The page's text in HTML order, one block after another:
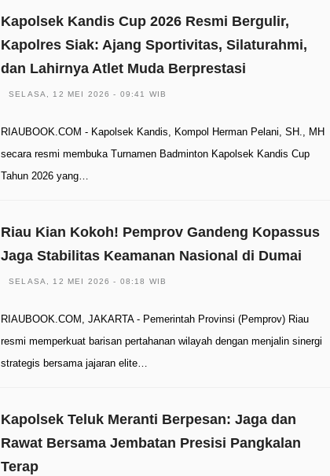
Kapolsek Kandis Cup 2026 Resmi Bergulir,
Kapolres Siak: Ajang Sportivitas, Silaturahmi,
dan Lahirnya Atlet Muda Berprestasi
SELASA, 12 MEI 2026 - 09:41 WIB
RIAUBOOK.COM - Kapolsek Kandis, Kompol Herman Pelani, SH., MH
secara resmi membuka Turnamen Badminton Kapolsek Kandis Cup
Tahun 2026 yang…
Riau Kian Kokoh! Pemprov Gandeng Kopassus
Jaga Stabilitas Keamanan Nasional di Dumai
SELASA, 12 MEI 2026 - 08:18 WIB
RIAUBOOK.COM, JAKARTA - Pemerintah Provinsi (Pemprov) Riau
resmi memperkuat barisan pertahanan wilayah dengan menjalin sinergi
strategis bersama jajaran elite…
Kapolsek Teluk Meranti Berpesan: Jaga dan
Rawat Bersama Jembatan Presisi Pangkalan
Terap